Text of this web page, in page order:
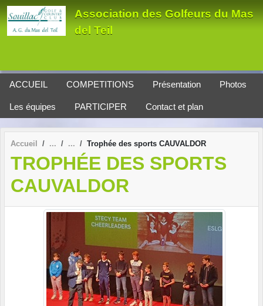
Association des Golfeurs du Mas
del Teil
ACCUEIL COMPETITIONS Présentation Photos
Les équipes PARTICIPER Contact et plan
Accueil Trophée des sports CAUVALDOR
TROPHÉE DES SPORTS
CAUVALDOR
Panneau de gestion des cookies